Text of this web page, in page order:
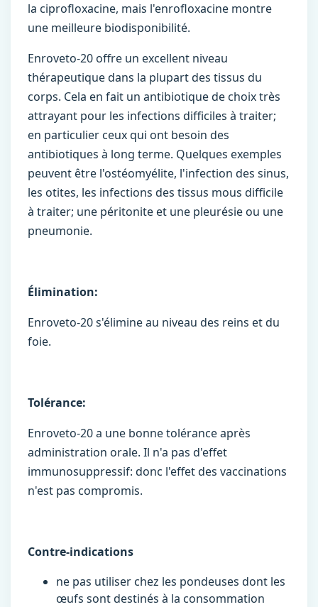
la ciprofloxacine, mais l'enrofloxacine montre
une meilleure biodisponibilité.
Enroveto-20 offre un excellent niveau
thérapeutique dans la plupart des tissus du
corps. Cela en fait un antibiotique de choix très
attrayant pour les infections difficiles à traiter;
en particulier ceux qui ont besoin des
antibiotiques à long terme. Quelques exemples
peuvent être l'ostéomyélite, l'infection des sinus,
les otites, les infections des tissus mous difficile
à traiter; une péritonite et une pleurésie ou une
pneumonie.
Élimination:
Enroveto-20 s'élimine au niveau des reins et du
foie.
Tolérance:
Enroveto-20 a une bonne tolérance après
administration orale. Il n'a pas d'effet
immunosuppressif: donc l'effet des vaccinations
n'est pas compromis.
Contre-indications
ne pas utiliser chez les pondeuses dont les
œufs sont destinés à la consommation